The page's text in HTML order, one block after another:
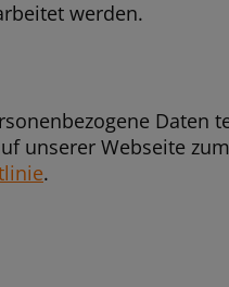
werden.
Daten
unserer Webseite
.